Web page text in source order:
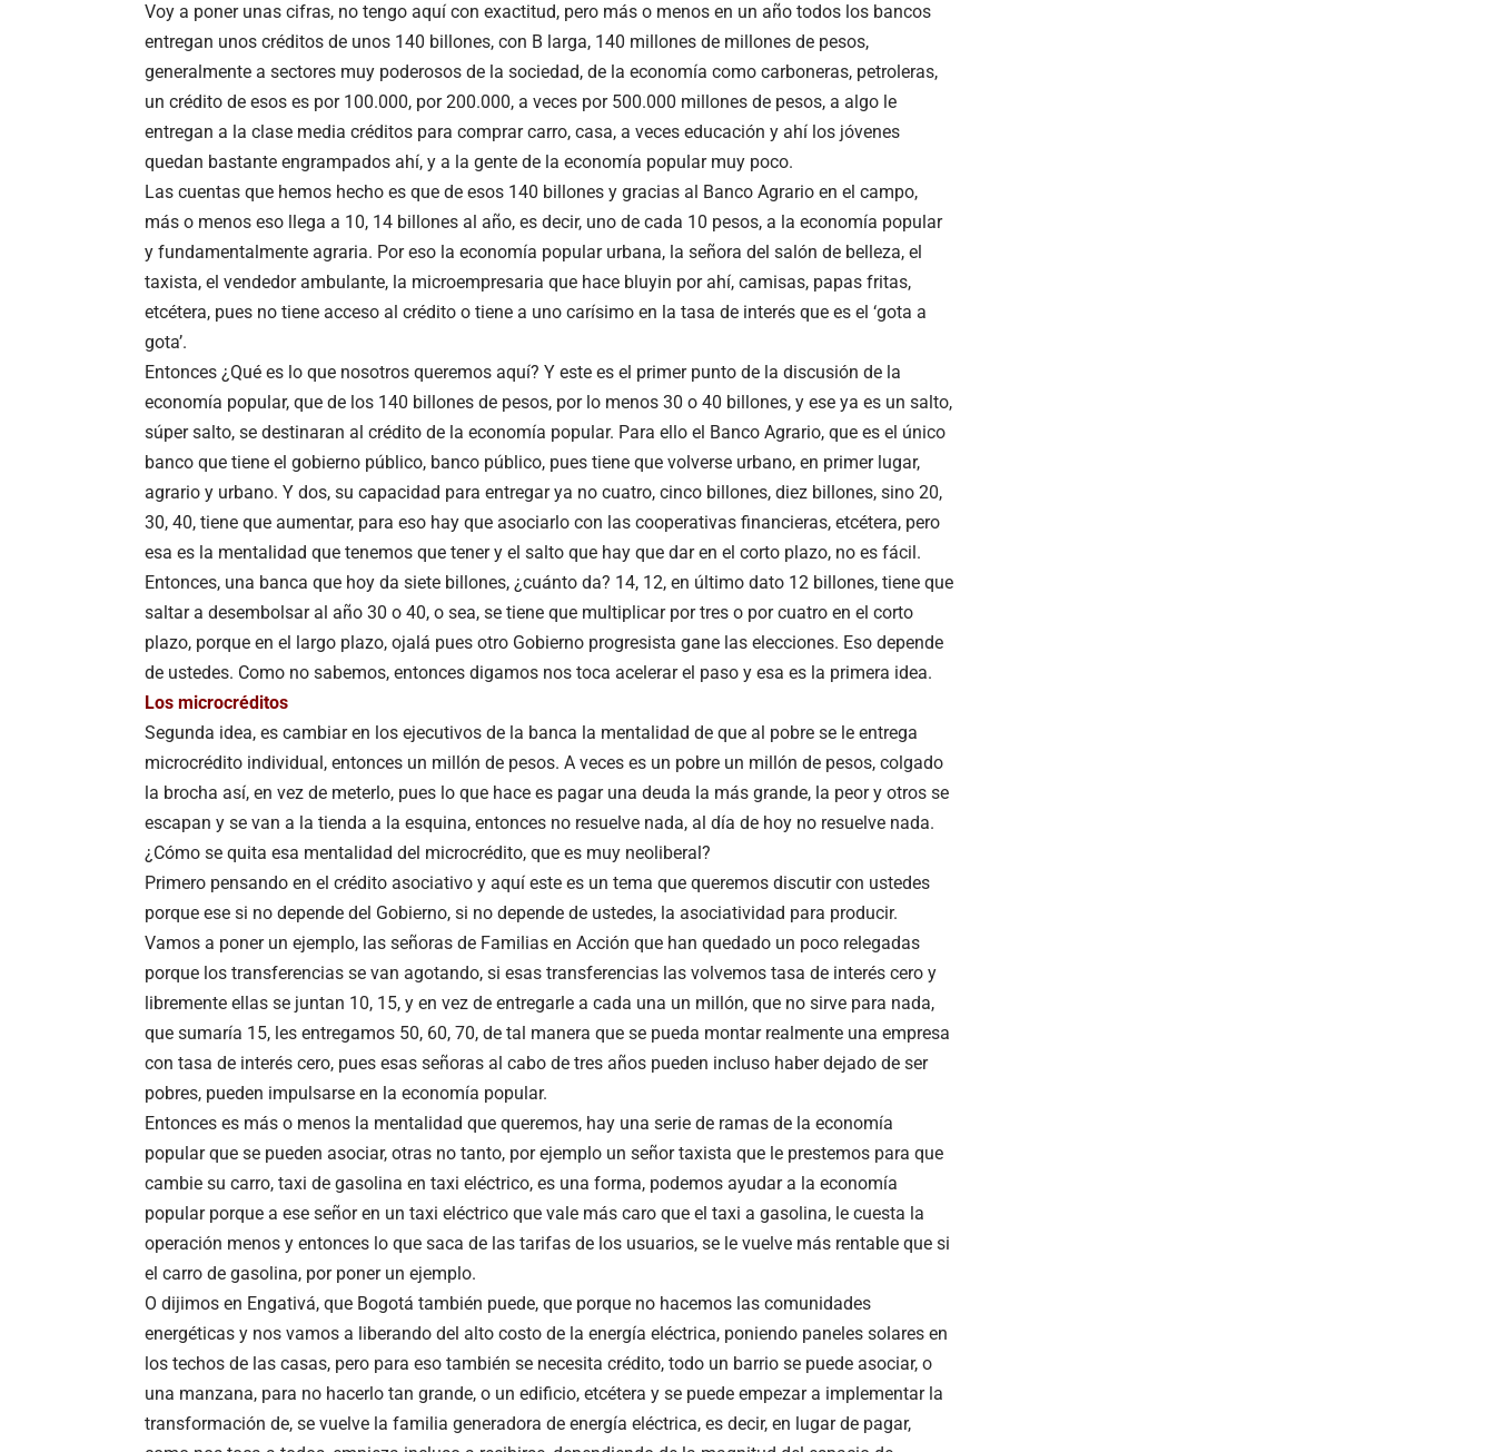
Voy a poner unas cifras, no tengo aquí con exactitud, pero más o menos en un año todos los bancos
entregan unos créditos de unos 140 billones, con B larga, 140 millones de millones de pesos,
generalmente a sectores muy poderosos de la sociedad, de la economía como carboneras, petroleras,
un crédito de esos es por 100.000, por 200.000, a veces por 500.000 millones de pesos, a algo le
entregan a la clase media créditos para comprar carro, casa, a veces educación y ahí los jóvenes
quedan bastante engrampados ahí, y a la gente de la economía popular muy poco.
Las cuentas que hemos hecho es que de esos 140 billones y gracias al Banco Agrario en el campo,
más o menos eso llega a 10, 14 billones al año, es decir, uno de cada 10 pesos, a la economía popular
y fundamentalmente agraria. Por eso la economía popular urbana, la señora del salón de belleza, el
taxista, el vendedor ambulante, la microempresaria que hace bluyin por ahí, camisas, papas fritas,
etcétera, pues no tiene acceso al crédito o tiene a uno carísimo en la tasa de interés que es el ‘gota a
gota’.
Entonces ¿Qué es lo que nosotros queremos aquí? Y este es el primer punto de la discusión de la
economía popular, que de los 140 billones de pesos, por lo menos 30 o 40 billones, y ese ya es un salto,
súper salto, se destinaran al crédito de la economía popular. Para ello el Banco Agrario, que es el único
banco que tiene el gobierno público, banco público, pues tiene que volverse urbano, en primer lugar,
agrario y urbano. Y dos, su capacidad para entregar ya no cuatro, cinco billones, diez billones, sino 20,
30, 40, tiene que aumentar, para eso hay que asociarlo con las cooperativas financieras, etcétera, pero
esa es la mentalidad que tenemos que tener y el salto que hay que dar en el corto plazo, no es fácil.
Entonces, una banca que hoy da siete billones, ¿cuánto da? 14, 12, en último dato 12 billones, tiene que
saltar a desembolsar al año 30 o 40, o sea, se tiene que multiplicar por tres o por cuatro en el corto
plazo, porque en el largo plazo, ojalá pues otro Gobierno progresista gane las elecciones. Eso depende
de ustedes. Como no sabemos, entonces digamos nos toca acelerar el paso y esa es la primera idea.
Los microcréditos
Segunda idea, es cambiar en los ejecutivos de la banca la mentalidad de que al pobre se le entrega
microcrédito individual, entonces un millón de pesos. A veces es un pobre un millón de pesos, colgado
la brocha así, en vez de meterlo, pues lo que hace es pagar una deuda la más grande, la peor y otros se
escapan y se van a la tienda a la esquina, entonces no resuelve nada, al día de hoy no resuelve nada.
¿Cómo se quita esa mentalidad del microcrédito, que es muy neoliberal?
Primero pensando en el crédito asociativo y aquí este es un tema que queremos discutir con ustedes
porque ese si no depende del Gobierno, si no depende de ustedes, la asociatividad para producir.
Vamos a poner un ejemplo, las señoras de Familias en Acción que han quedado un poco relegadas
porque los transferencias se van agotando, si esas transferencias las volvemos tasa de interés cero y
libremente ellas se juntan 10, 15, y en vez de entregarle a cada una un millón, que no sirve para nada,
que sumaría 15, les entregamos 50, 60, 70, de tal manera que se pueda montar realmente una empresa
con tasa de interés cero, pues esas señoras al cabo de tres años pueden incluso haber dejado de ser
pobres, pueden impulsarse en la economía popular.
Entonces es más o menos la mentalidad que queremos, hay una serie de ramas de la economía
popular que se pueden asociar, otras no tanto, por ejemplo un señor taxista que le prestemos para que
cambie su carro, taxi de gasolina en taxi eléctrico, es una forma, podemos ayudar a la economía
popular porque a ese señor en un taxi eléctrico que vale más caro que el taxi a gasolina, le cuesta la
operación menos y entonces lo que saca de las tarifas de los usuarios, se le vuelve más rentable que si
el carro de gasolina, por poner un ejemplo.
O dijimos en Engativá, que Bogotá también puede, que porque no hacemos las comunidades
energéticas y nos vamos a liberando del alto costo de la energía eléctrica, poniendo paneles solares en
los techos de las casas, pero para eso también se necesita crédito, todo un barrio se puede asociar, o
una manzana, para no hacerlo tan grande, o un edificio, etcétera y se puede empezar a implementar la
transformación de, se vuelve la familia generadora de energía eléctrica, es decir, en lugar de pagar,